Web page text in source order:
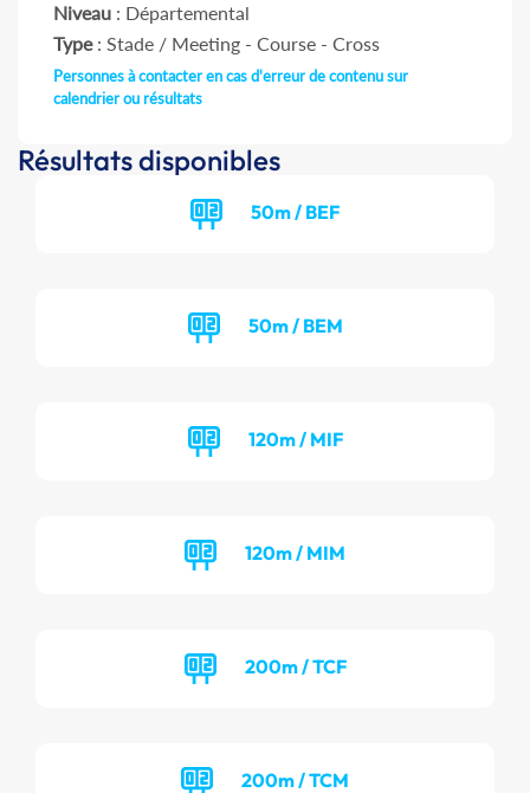
Niveau : Départemental
Type: Stade / Meeting - Course - Cross
Personnes à contacter en cas d'erreur de contenu sur
calendrier ou résultats
Résultats disponibles
50m / BEF
50m / BEM
120m / MIF
120m / MIM
200m / TCF
200m / TCM